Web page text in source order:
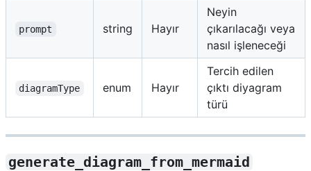
prompt string Hayır
Neyin
çıkarılacağı veya
nasıl işleneceği
diagramType enum Hayır
Tercih edilen
çıktı diyagram
türü
generate_diagram_from_mermaid